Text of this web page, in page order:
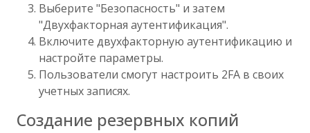
Выберите "Безопасность" и затем
"Двухфакторная аутентификация".
Включите двухфакторную аутентификацию и
настройте параметры.
Пользователи смогут настроить 2FA в своих
учетных записях.
Создание резервных копий